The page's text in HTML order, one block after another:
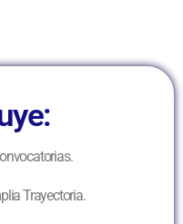
Trayectoria.